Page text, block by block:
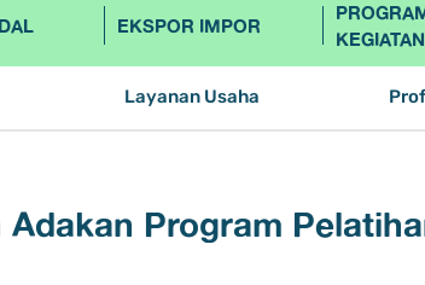
EKSPOR IMPOR
KEGIATAN
Layanan Usaha
Program